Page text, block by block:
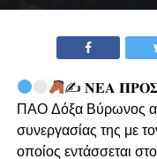
✍ 𝚴𝚬𝚨
ΠΑΟ Δόξα Βύρωνος
συνεργασίας της με
οποίος εντάσσεται